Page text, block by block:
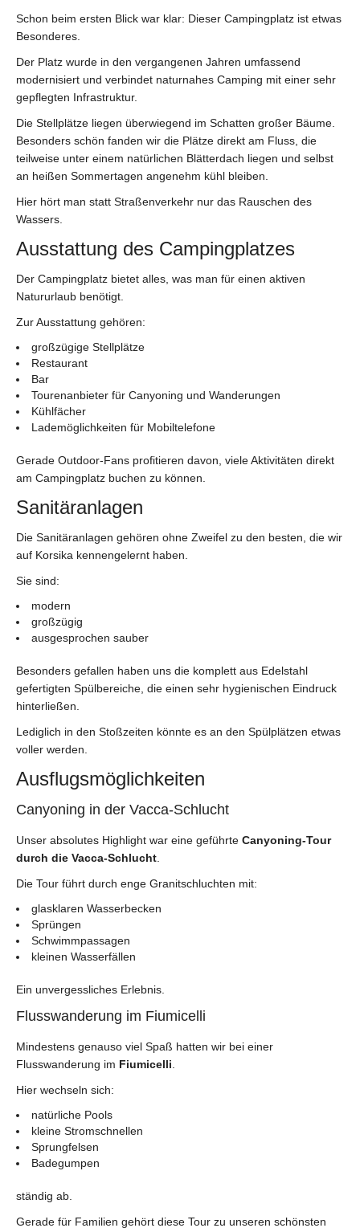
Schon beim ersten Blick war klar: Dieser Campingplatz ist etwas
Besonderes.
Der Platz wurde in den vergangenen Jahren umfassend
modernisiert und verbindet naturnahes Camping mit einer sehr
gepflegten Infrastruktur.
Die Stellplätze liegen überwiegend im Schatten großer Bäume.
Besonders schön fanden wir die Plätze direkt am Fluss, die
teilweise unter einem natürlichen Blätterdach liegen und selbst
an heißen Sommertagen angenehm kühl bleiben.
Hier hört man statt Straßenverkehr nur das Rauschen des
Wassers.
Ausstattung des Campingplatzes
Der Campingplatz bietet alles, was man für einen aktiven
Natururlaub benötigt.
Zur Ausstattung gehören:
großzügige Stellplätze
Restaurant
Bar
Tourenanbieter für Canyoning und Wanderungen
Kühlfächer
Lademöglichkeiten für Mobiltelefone
Gerade Outdoor-Fans profitieren davon, viele Aktivitäten direkt
am Campingplatz buchen zu können.
Sanitäranlagen
Die Sanitäranlagen gehören ohne Zweifel zu den besten, die wir
auf Korsika kennengelernt haben.
Sie sind:
modern
großzügig
ausgesprochen sauber
Besonders gefallen haben uns die komplett aus Edelstahl
gefertigten Spülbereiche, die einen sehr hygienischen Eindruck
hinterließen.
Lediglich in den Stoßzeiten könnte es an den Spülplätzen etwas
voller werden.
Ausflugsmöglichkeiten
Canyoning in der Vacca-Schlucht
Unser absolutes Highlight war eine geführte Canyoning-Tour
durch die Vacca-Schlucht
Die Tour führt durch enge Granitschluchten mit:
glasklaren Wasserbecken
Sprüngen
Schwimmpassagen
kleinen Wasserfällen
Ein unvergessliches Erlebnis.
Flusswanderung im Fiumicelli
Mindestens genauso viel Spaß hatten wir bei einer
Flusswanderung im Fiumicelli
Hier wechseln sich:
natürliche Pools
kleine Stromschnellen
Sprungfelsen
Badegumpen
ständig ab.
Gerade für Familien gehört diese Tour zu unseren schönsten